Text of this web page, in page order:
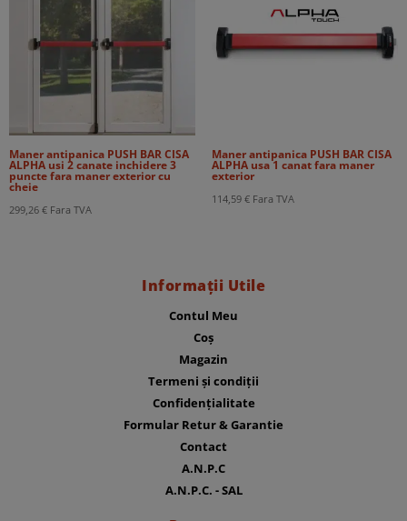
Maner antipanica PUSH BAR CISA
ALPHA usi 2 canate inchidere 3
puncte fara maner exterior cu
cheie
299,26 € Fara TVA
Maner antipanica PUSH BAR CISA
ALPHA usa 1 canat fara maner
exterior
114,59 € Fara TVA
Informații Utile
Contul Meu
Coș
Magazin
Termeni și condiții
Confidențialitate
Formular Retur & Garantie
Contact
A.N.P.C
A.N.P.C. - SAL